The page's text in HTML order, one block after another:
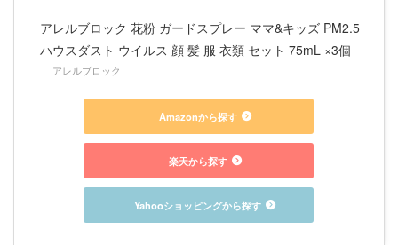
アレルブロック 花粉 ガードスプレー ママ&キッズ PM2.5
ハウスダスト ウイルス 顔 髪 服 衣類 セット 75mL ×3個
アレルブロック
Amazonから探す
楽天から探す
Yahooショッピングから探す